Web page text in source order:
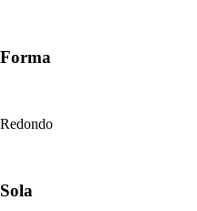
Forma
Redondo
Sola